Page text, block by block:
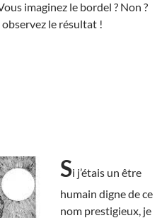
imaginez le bordel ? Non ?
le résultat !
Si j’étais un être
humain digne de ce
nom prestigieux, je